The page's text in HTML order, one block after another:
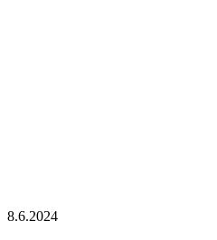
8.6.2024